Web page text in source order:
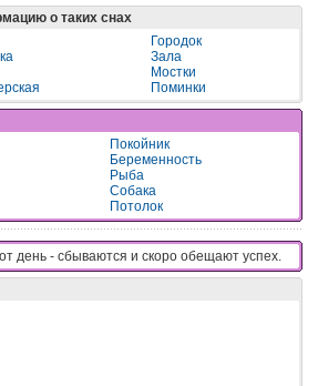
о таких снах
Городок
Зала
Мостки
Поминки
Покойник
Беременность
Рыба
Собака
Потолок
день - cбывaютcя и cкopo oбeщaют ycпex.